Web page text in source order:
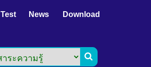
Test News Download
